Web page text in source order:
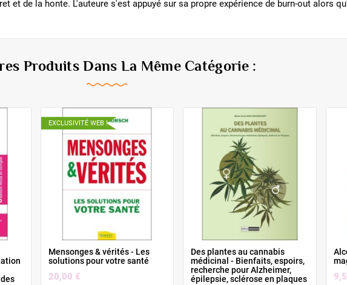
et de la honte. L'auteure s'est appuyé sur sa propre expérience de burn-out alors
Produits Dans La Même Catégorie :
EXCLUSIVITÉ WEB !
Mensonges & vérités - Les
solutions pour votre santé
20,00 €
Des plantes au cannabis
médicinal - Bienfaits, espoirs,
recherche pour Alzheimer,
épilepsie, sclérose en plaques